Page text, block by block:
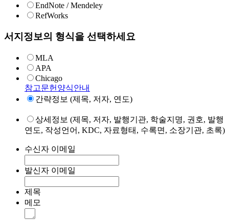
EndNote / Mendeley
RefWorks
서지정보의 형식을 선택하세요
MLA
APA
Chicago
참고문헌양식안내
간략정보 (제목, 저자, 연도)
상세정보 (제목, 저자, 발행기관, 학술지명, 권호, 발행
연도, 작성언어, KDC, 자료형태, 수록면, 소장기관, 초록)
수신자 이메일
발신자 이메일
제목
메모